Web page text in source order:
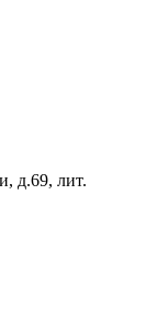
д.69, лит.